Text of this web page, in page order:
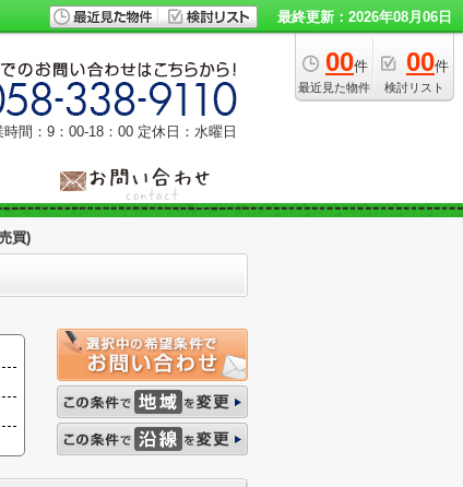
最終更新：2026年08月06日
00件
最近見た物件
00件
検討リスト
時間：9：00‐18：00 定休日：水曜日
買)